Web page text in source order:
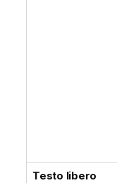
Testo libero